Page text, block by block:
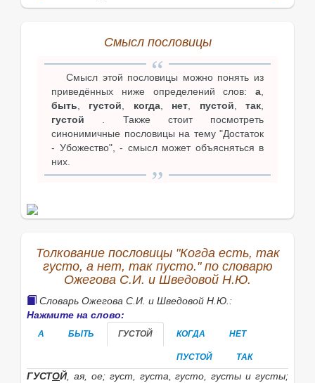
Смысл пословицы
Смысл этой пословицы можно понять из
приведённых ниже определений слов: а,
быть, густой, когда, нет, пустой,так,
густой . Также стоит посмотреть
синонимичные пословицы на тему "Достаток
- Убожество", - смысл может объясняться в
них.
Толкование пословицы "Когда есть, так
густо, а нет, так пусто." по словарю
Ожегова С.И. и Шведовой Н.Ю.
Словарь Ожегова С.И. и Шведовой Н.Ю.:
Нажмите на слово:
А БЫТЬ ГУСТОЙ КОГДА НЕТ
ПУСТОЙ ТАК
ГУСТОЙ, ая, ое; густ, густа, густо, густыи густы;